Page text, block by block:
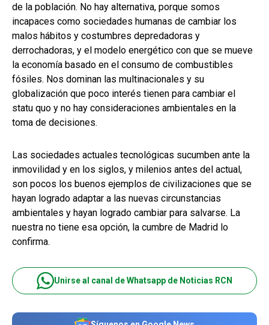
de la población. No hay alternativa, porque somos
incapaces como sociedades humanas de cambiar los
malos hábitos y costumbres depredadoras y
derrochadoras, y el modelo energético con que se mueve
la economía basado en el consumo de combustibles
fósiles. Nos dominan las multinacionales y su
globalización que poco interés tienen para cambiar el
statu quo y no hay consideraciones ambientales en la
toma de decisiones.
Las sociedades actuales tecnológicas sucumben ante la
inmovilidad y en los siglos, y milenios antes del actual,
son pocos los buenos ejemplos de civilizaciones que se
hayan logrado adaptar a las nuevas circunstancias
ambientales y hayan logrado cambiar para salvarse. La
nuestra no tiene esa opción, la cumbre de Madrid lo
confirma.
Unirse al canal de Whatsapp de Noticias RCN